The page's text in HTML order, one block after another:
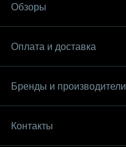
Обзоры
Оплата и доставка
Бренды и производители
Контакты